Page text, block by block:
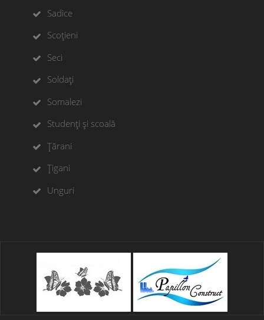
Sadice
Scoțieni
Seci
Soldați
Somalezi
Studenți și scoală
Țărani
Țigani
Unguri